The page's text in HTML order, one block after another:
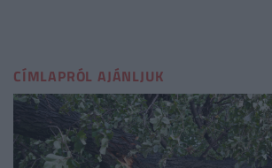
CÍMLAPRÓL AJÁNLJUK